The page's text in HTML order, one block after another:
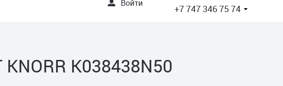
Войти +7 747 346 75 74
K038438N50